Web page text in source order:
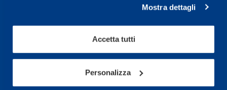
Mostra dettagli
Accetta tutti
Personalizza
Per prenotare una visita o avere ulteriori
lunedì a venerdì 9.30-12.30 e 14.30-17.30.
ORARI DI APERTURA RECEPTION